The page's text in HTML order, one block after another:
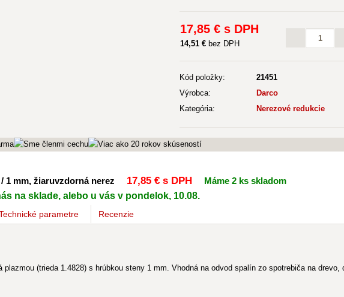
17,85 € s DPH
14,51 € bez DPH
Kód položky:
21451
Výrobca:
Darco
Kategória:
Nerezové redukcie
1 mm, žiaruvzdorná nerez 17,85 € s DPH Máme 2 ks skladom
na sklade, alebo u vás v pondelok, 10.08.
parametre Recenzie
plazmou (trieda 1.4828) s hrúbkou steny 1 mm. Vhodná na odvod spalín zo spotrebiča na drevo,